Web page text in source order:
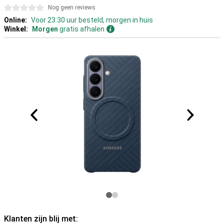
0 sterren Nog geen reviews
Online: Voor 23:30 uur besteld, morgen in huis
Winkel:
Morgen gratis afhalen
Klanten zijn blij met: